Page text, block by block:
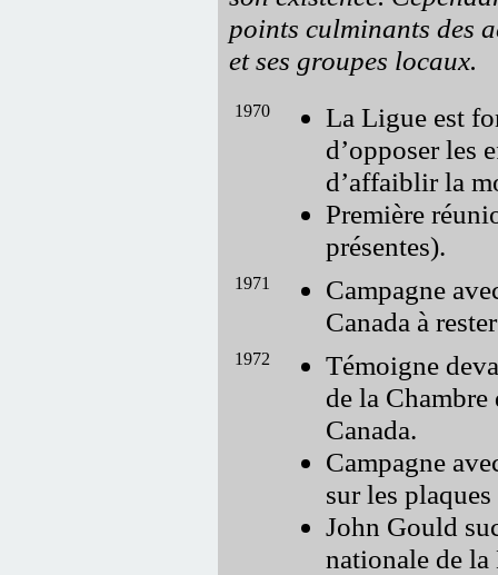
points culminants des
et ses groupes locaux.
1970
La Ligue est
d’opposer les
d’affaiblir la
Première
présentes).
1971
Campagne
Canada à
1972
Témoigne
de la
Canada.
Campagne
sur les
John Gould
nationale de